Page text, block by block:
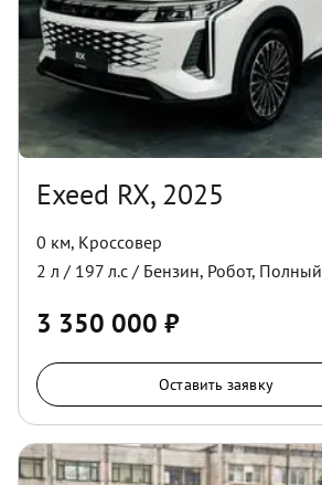
Exeed RX, 2025
0 км, Кроссовер
2 л / 197 л.с / Бензин, Робот, Полный
3 350 000 ₽
Оставить заявку